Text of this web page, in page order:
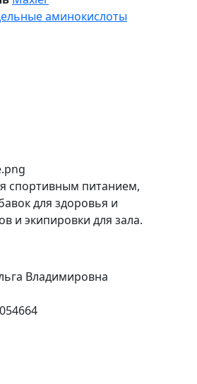
аминокислоты
спортивным питанием,
для здоровья и
и экипировки для зала.
Владимировна